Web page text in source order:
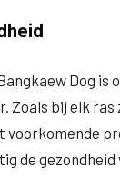
Dog
Zoals bij elk
voorkomende
de